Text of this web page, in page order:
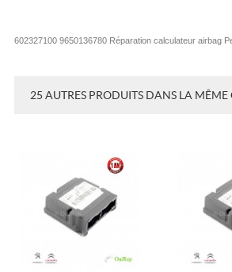
602327100 9650136780 Réparation calculateur airbag
25 AUTRES PRODUITS DANS LA MÊME